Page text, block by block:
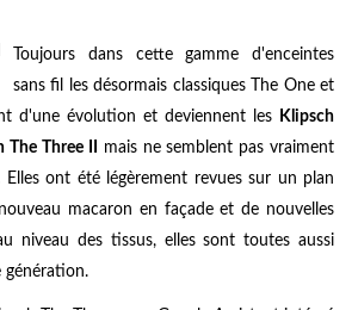
Toujours dans cette gamme d'enceintes
sans fil les désormais classiques The One et
d'une évolution et deviennent les
Klipsch
The Three II
mais ne semblent pas vraiment
Elles ont été légèrement revues sur un plan
macaron en façade et de nouvelles
niveau des tissus, elles sont toutes aussi
génération.